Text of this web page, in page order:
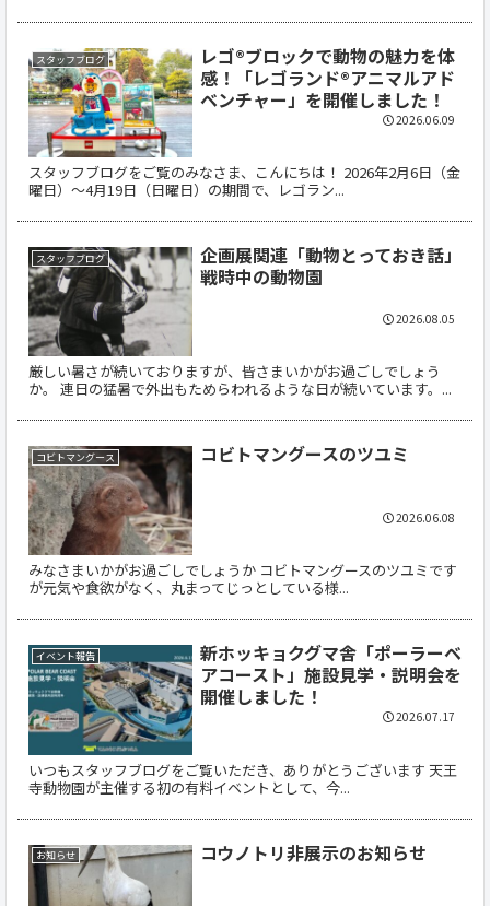
スタッフブログ
レゴ®ブロックで動物の魅力を体
感！「レゴランド®アニマルアド
ベンチャー」を開催しました！
スタッフブログをご覧のみなさま、こんにちは！ 2026年2月6日（金
曜日）〜4月19日（日曜日）の期間で、レゴラン...
2026.06.09
スタッフブログ
企画展関連「動物とっておき話」
戦時中の動物園
厳しい暑さが続いておりますが、皆さまいかがお過ごしでしょう
か。 連日の猛暑で外出もためらわれるような日が続いています。...
2026.08.05
コビトマングース コビトマングースのツユミ
みなさまいかがお過ごしでしょうか コビトマングースのツユミです
が元気や食欲がなく、丸まってじっとしている様...
2026.06.08
イベント報告
新ホッキョクグマ舎「ポーラーベ
アコースト」施設見学・説明会を
開催しました！
いつもスタッフブログをご覧いただき、ありがとうございます 天王
寺動物園が主催する初の有料イベントとして、今...
2026.07.17
お知らせ コウノトリ非展示のお知らせ